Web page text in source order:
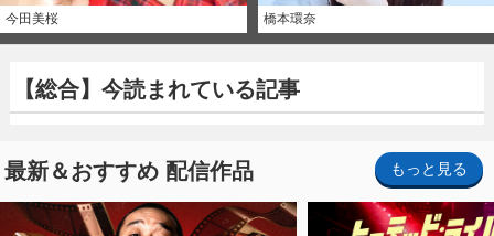
今田美桜 橋本環奈
【総合】今読まれている記事
最新＆おすすめ 配信作品 もっと見る